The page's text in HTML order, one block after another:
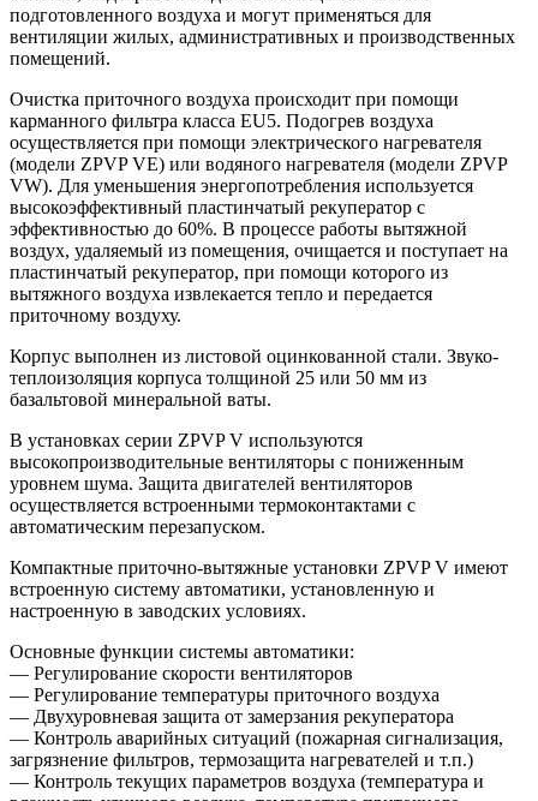
подготовленного воздуха и могут применяться для
вентиляции жилых, административных и производственных
помещений.
Очистка приточного воздуха происходит при помощи
карманного фильтра класса EU5. Подогрев воздуха
осуществляется при помощи электрического нагревателя
(модели ZPVP VE) или водяного нагревателя (модели ZPVP
VW). Для уменьшения энергопотребления используется
высокоэффективный пластинчатый рекуператор с
эффективностью до 60%. В процессе работы вытяжной
воздух, удаляемый из помещения, очищается и поступает на
пластинчатый рекуператор, при помощи которого из
вытяжного воздуха извлекается тепло и передается
приточному воздуху.
Корпус выполнен из листовой оцинкованной стали. Звуко-
теплоизоляция корпуса толщиной 25 или 50 мм из
базальтовой минеральной ваты.
В установках серии ZPVP V используются
высокопроизводительные вентиляторы с пониженным
уровнем шума. Защита двигателей вентиляторов
осуществляется встроенными термоконтактами с
автоматическим перезапуском.
Компактные приточно-вытяжные установки ZPVP V имеют
встроенную систему автоматики, установленную и
настроенную в заводских условиях.
Основные функции системы автоматики:
— Регулирование скорости вентиляторов
— Регулирование температуры приточного воздуха
— Двухуровневая защита от замерзания рекуператора
— Контроль аварийных ситуаций (пожарная сигнализация,
загрязнение фильтров, термозащита нагревателей и т.п.)
— Контроль текущих параметров воздуха (температура и